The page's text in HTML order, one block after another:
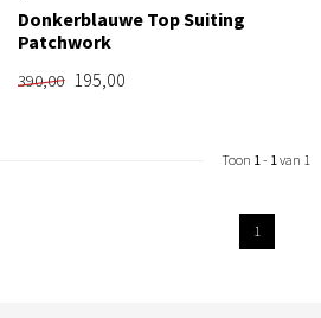
Donkerblauwe Top Suiting
Patchwork
390,00 195,00
Toon 1- 1van 1
1